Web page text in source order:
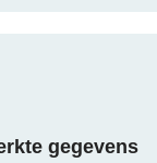
gegevens